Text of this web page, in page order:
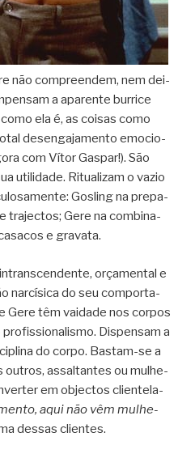
não com­pre­en­dem, nem dei­
a apa­rente bur­rice
ela é, as coi­sas como
desen­ga­ja­mento emo­ci­o­
com Vítor Gas­par!). São
uti­li­dade. Ritu­a­li­zam o vazio
Gos­ling na pre­pa­
tra­jec­tos; Gere na com­bi­na­
e gravata.
orça­men­tal e
nar­cí­sica do seu com­por­ta­
Gere têm vai­dade nos cor­pos
Dis­pen­sam a
do corpo. Bastam-se a
outros, assal­tan­tes ou mulhe­
em objec­tos cli­en­te­la­
aqui não vêm mulhe­
des­sas clientes.